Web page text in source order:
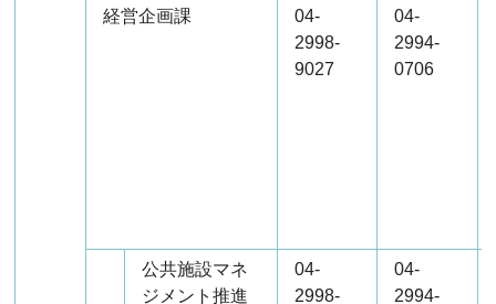
経営企画課
04-
2998-
9027
04-
2994-
0706
公共施設マネ
ジメント推進
04-
2998-
04-
2994-